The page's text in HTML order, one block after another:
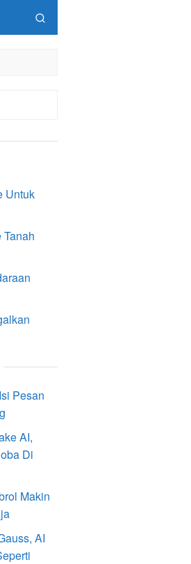
Untuk
Pesan
AI,
Di
Makin
AI